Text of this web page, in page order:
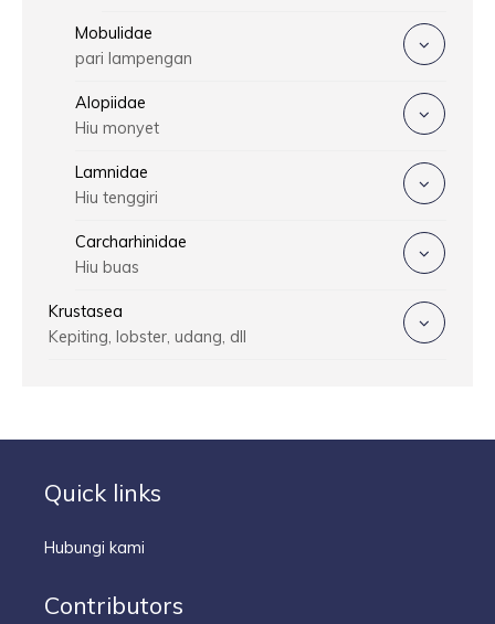
Mobulidae
pari lampengan
Alopiidae
Hiu monyet
Lamnidae
Hiu tenggiri
Carcharhinidae
Hiu buas
Krustasea
Kepiting, lobster, udang, dll
Quick links
Hubungi kami
Contributors